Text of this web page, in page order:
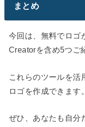
まとめ
今回は、無料でロゴ
Creatorを含め5つご
これらのツールを
ロゴを作成できます。
ぜひ、あなたも自分